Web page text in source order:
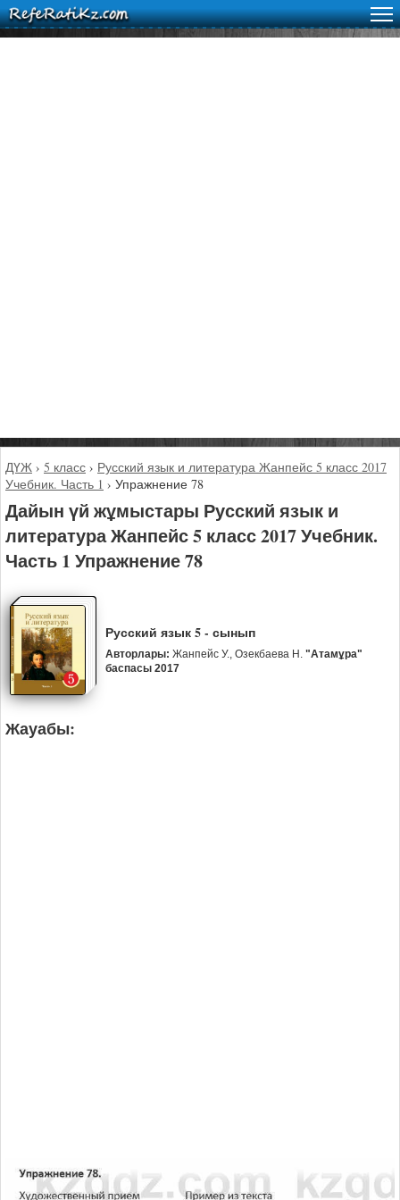
ДҮЖ › 5 класс › Русский язык и литература Жанпейс 5 класс 2017
Учебник. Часть 1 › Упражнение 78
Дайын үй жұмыстары Русский язык и
литература Жанпейс 5 класс 2017 Учебник.
Часть 1 Упражнение 78
Русский язык 5 - сынып
Авторлары: Жанпейс У., Озекбаева Н. "Атамұра"
баспасы 2017
Жауабы: